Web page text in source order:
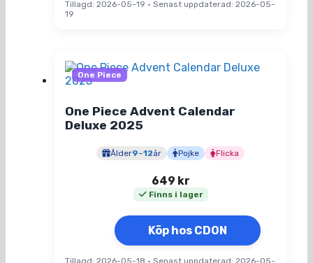
Tillagd: 2026-05-19 • Senast uppdaterad: 2026-05-
19
One Piece
One Piece Advent Calendar
Deluxe 2025
Ålder9–12år Pojke Flicka
649 kr
Finns i lager
Köp hos CDON
Tillagd: 2026-05-18 • Senast uppdaterad: 2026-05-